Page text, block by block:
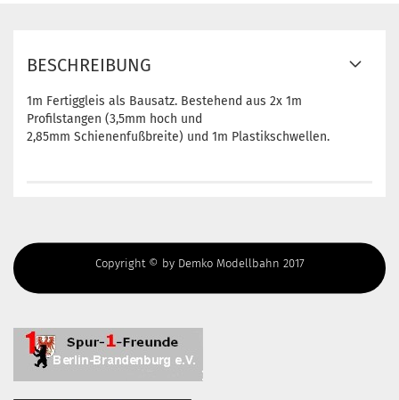
BESCHREIBUNG
1m Fertiggleis als Bausatz. Bestehend aus 2x 1m
Profilstangen (3,5mm hoch und
2,85mm Schienenfußbreite) und 1m Plastikschwellen.
Copyright © by Demko Modellbahn 2017